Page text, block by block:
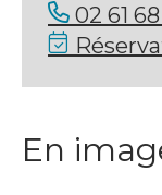
02 61
En